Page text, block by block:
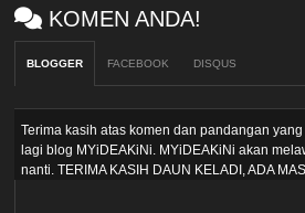
KOMEN ANDA!
BLOGGER FACEBOOK DISQUS
Terima kasih atas komen dan pandangan
lagi blog MYiDEAKiNi. MYiDEAKiNi akan
nanti. TERIMA KASIH DAUN KELADI, ADA